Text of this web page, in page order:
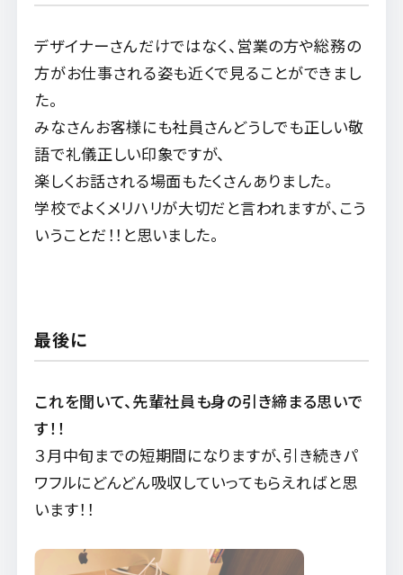
デザイナーさんだけではなく、営業の方や総務の
方がお仕事される姿も近くで見ることができまし
た。
みなさんお客様にも社員さんどうしでも正しい敬
語で礼儀正しい印象ですが、
楽しくお話される場面もたくさんありました。
学校でよくメリハリが大切だと言われますが、こう
いうことだ！！と思いました。
最後に
これを聞いて、先輩社員も身の引き締まる思いで
す！！
３月中旬までの短期間になりますが、 引き続きパ
ワフルにどんどん吸収していってもらえればと思
います！！